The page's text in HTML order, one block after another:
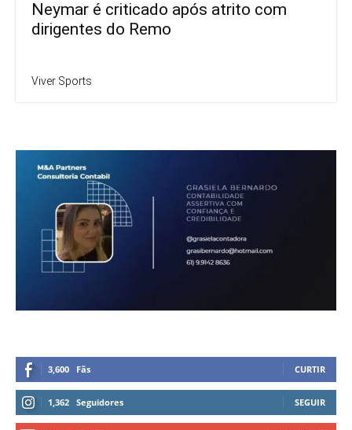
Neymar é criticado após atrito com
dirigentes do Remo
Viver Sports
3,600 Fãs CURTIR
1,362 Seguidores SEGUIR